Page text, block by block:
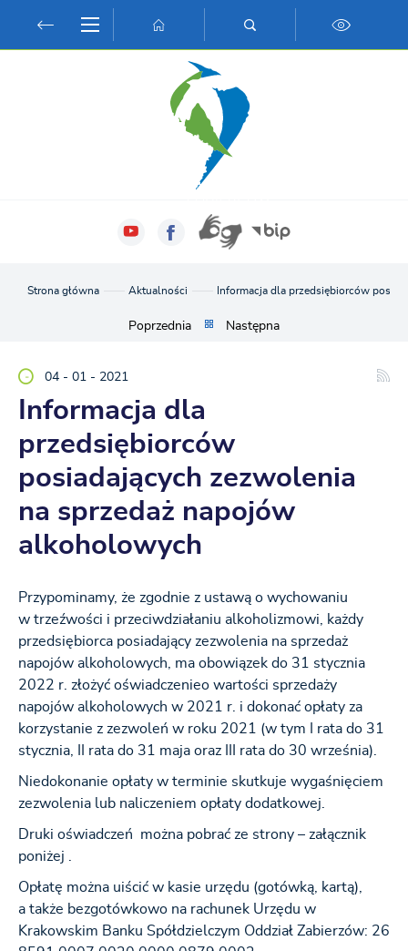
Przejdź do wyszukiwarki.
Przejdź do ustawień wielkości czcionki.
Włącz wersję kontrastową strony.
Strona główna Aktualności Informacja dla przedsiębiorców
Poprzednia Następna
04 - 01 - 2021
Informacja dla
przedsiębiorców
posiadających zezwolenia
na sprzedaż napojów
alkoholowych
Przypominamy, że zgodnie z ustawą o wychowaniu
w trzeźwości i przeciwdziałaniu alkoholizmowi, każdy
przedsiębiorca posiadający zezwolenia na sprzedaż
napojów alkoholowych, ma obowiązek do 31 stycznia
2022 r. złożyć oświadczenieo wartości sprzedaży
napojów alkoholowych w 2021 r. i dokonać opłaty za
korzystanie z zezwoleń w roku 2021 (w tym I rata do 31
stycznia, II rata do 31 maja oraz III rata do 30 września).
Niedokonanie opłaty w terminie skutkuje wygaśnięciem
zezwolenia lub naliczeniem opłaty dodatkowej.
Druki oświadczeń można pobrać ze strony – załącznik
poniżej .
Opłatę można uiścić w kasie urzędu (gotówką, kartą),
a także bezgotówkowo na rachunek Urzędu w
Krakowskim Banku Spółdzielczym Oddział Zabierzów: 26